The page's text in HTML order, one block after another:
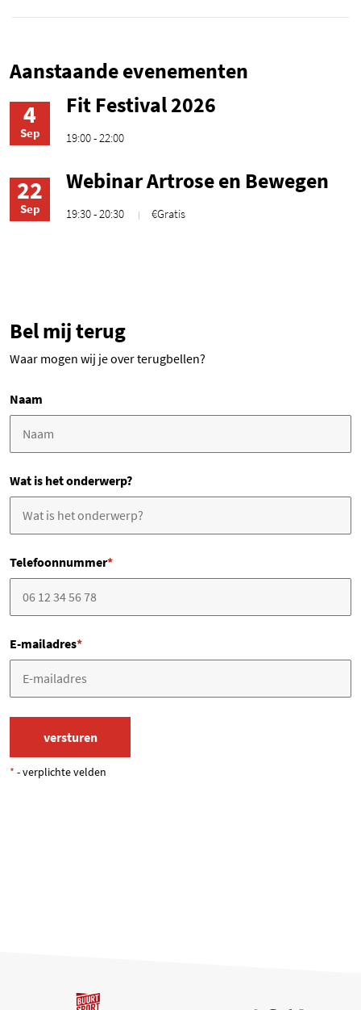
Aanstaande evenementen
4
Sep
Fit Festival 2026
19:00 - 22:00
22
Sep
Webinar Artrose en Bewegen
19:30 - 20:30 €Gratis
Bel mij terug
Waar mogen wij je over terugbellen?
Naam
Wat is het onderwerp?
Telefoonnummer*
E-mailadres*
* - verplichte velden